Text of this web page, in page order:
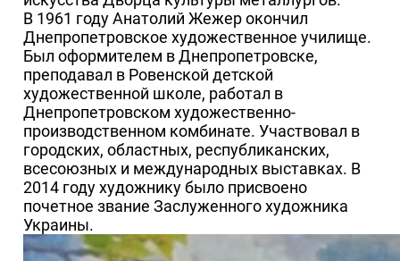
В 1961 году Анатолий Жежер окончил
Днепропетровское художественное училище.
Был оформителем в Днепропетровске,
преподавал в Ровенской детской
художественной школе, работал в
Днепропетровском художественно-
производственном комбинате. Участвовал в
городских, областных, республиканских,
всесоюзных и международных выставках. В
2014 году художнику было присвоено
почетное звание Заслуженного художника
Украины.